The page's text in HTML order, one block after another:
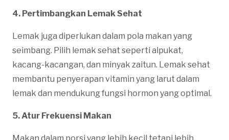
4. Pertimbangkan Lemak Sehat
Lemak juga diperlukan dalam pola makan yang
seimbang. Pilih lemak sehat seperti alpukat,
kacang-kacangan, dan minyak zaitun. Lemak sehat
membantu penyerapan vitamin yang larut dalam
lemak dan mendukung fungsi hormon yang optimal.
5. Atur Frekuensi Makan